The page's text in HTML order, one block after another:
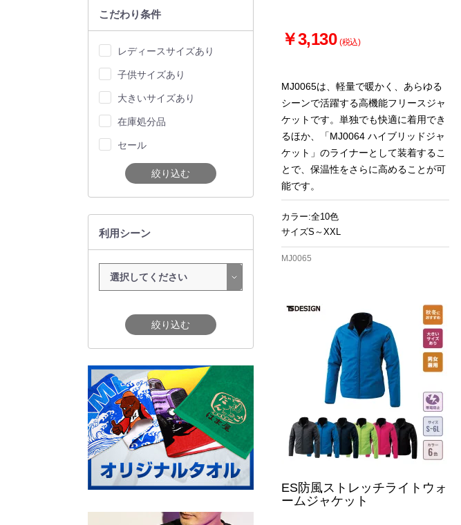
こだわり条件
レディースサイズあり
子供サイズあり
大きいサイズあり
在庫処分品
セール
絞り込む
利用シーン
絞り込む
￥3,130 (税込)
MJ0065は、軽量で暖かく、あらゆる
シーンで活躍する高機能フリースジャ
ケットです。単独でも快適に着用でき
るほか、「MJ0064 ハイブリッドジャ
ケット」のライナーとして装着するこ
とで、保温性をさらに高めることが可
能です。
カラー:全10色
サイズS～XXL
MJ0065
ES防風ストレッチライトウォ
ームジャケット
お買い物を続ける